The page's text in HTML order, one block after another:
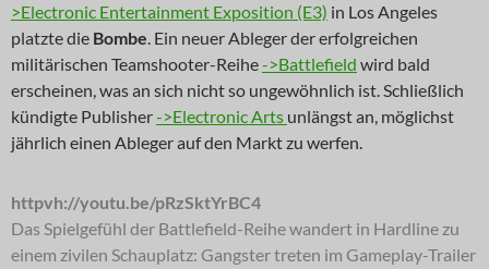
>Electronic Entertainment Exposition (E3) in Los Angeles
platzte die Bombe. Ein neuer Ableger der erfolgreichen
militärischen Teamshooter-Reihe->Battlefield wird bald
erscheinen, was an sich nicht so ungewöhnlich ist. Schließlich
kündigte Publisher->Electronic Arts unlängst an, möglichst
jährlich einen Ableger auf den Markt zu werfen.
httpvh://youtu.be/pRzSktYrBC4
Das Spielgefühl der Battlefield-Reihe wandert in Hardline zu
einem zivilen Schauplatz: Gangster treten im Gameplay-Trailer